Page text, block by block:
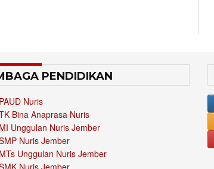
PENDIDIKAN
PAUD Nuris
Bina Anaprasa Nuris
MI Unggulan Nuris Jember
Nuris Jember
MTs Unggulan Nuris Jember
Nuris Jember